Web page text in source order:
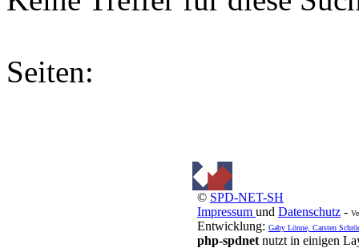
Seiten:
© SPD-NET-SH
Impressum und Datenschutz -
Entwicklung: Gaby Lönne, Carsten
php-spdnet nutzt in einigen